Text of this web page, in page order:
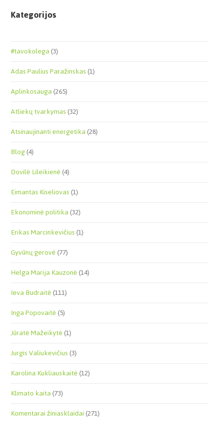
Kategorijos
#tavokolega(3)
Adas Paulius Paražinskas(1)
Aplinkosauga(265)
Atliekų tvarkymas(32)
Atsinaujinanti energetika(28)
Blog(4)
Dovilė Lileikienė(4)
Eimantas Kiseliovas(1)
Ekonominė politika(32)
Erikas Marcinkevičius(1)
Gyvūnų gerovė(77)
Helga Marija Kauzonė(14)
Ieva Budraitė(111)
Inga Popovaitė(5)
Jūratė Mažeikytė(1)
Jurgis Valiukevičius(3)
Karolina Kukliauskaitė(12)
Klimato kaita(73)
Komentarai žiniasklaidai(271)